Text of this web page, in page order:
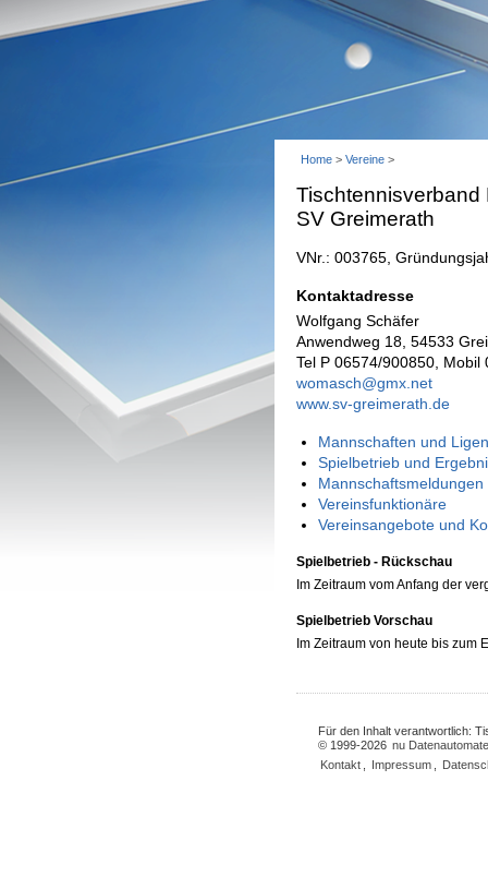
Home > Vereine >
Tischtennisverband
SV Greimerath
VNr.: 003765,
Kontaktadresse
Wolfgang Schäfer
Anwendweg 18, 54533
Tel P 06574/900850, Mobil
womasch@gmx.net
www.sv-greimerath.de
Mannschaften und
Spielbetrieb und
Vereinsfunktionäre
Vereinsangebote und
Spielbetrieb - Rückschau
Im Zeitraum vom Anfang der
Spielbetrieb Vorschau
Im Zeitraum von heute bis zum
Für den Inhalt verantwortlich:
© 1999-2026 nu
Kontakt
Impressum